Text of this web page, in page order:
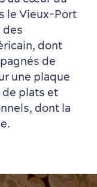
le Vieux-Port
des
dont
de
une plaque
de plats et
dont la